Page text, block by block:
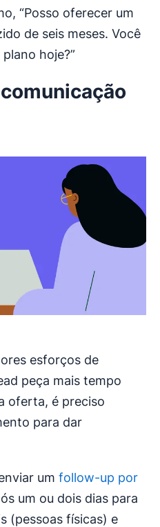
“Posso oferecer um
de seis meses. Você
hoje?”
esforços de
peça mais tempo
oferta, é preciso
para dar
um follow-up por
um ou dois dias para
(pessoas físicas) e